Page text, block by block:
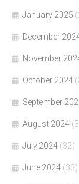
January 2025
December
November
October 2024
September
August 2024
July 2024 (32)
June 2024 (33)